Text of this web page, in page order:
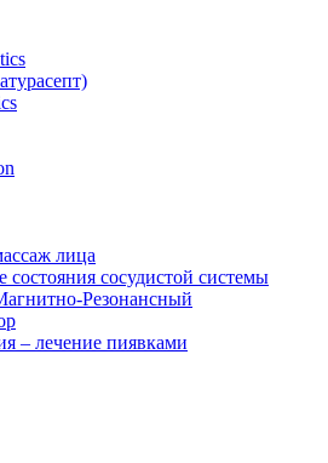
лица
состояния сосудистой системы
Резонансный
– лечение пиявками